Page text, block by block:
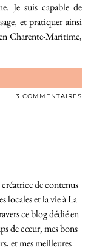
Je suis capable de
et pratiquer ainsi
Charente-Maritime,
3 COMMENTAIRES
de contenus
locales et la vie à La
ce blog dédié en
de cœur, mes bons
et mes meilleures